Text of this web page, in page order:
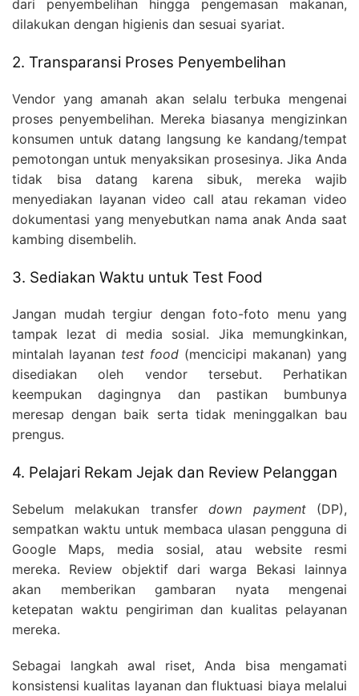
dari penyembelihan hingga pengemasan makanan,
dilakukan dengan higienis dan sesuai syariat.
2. Transparansi Proses Penyembelihan
Vendor yang amanah akan selalu terbuka mengenai
proses penyembelihan. Mereka biasanya mengizinkan
konsumen untuk datang langsung ke kandang/tempat
pemotongan untuk menyaksikan prosesinya. Jika Anda
tidak bisa datang karena sibuk, mereka wajib
menyediakan layanan video call atau rekaman video
dokumentasi yang menyebutkan nama anak Anda saat
kambing disembelih.
3. Sediakan Waktu untuk Test Food
Jangan mudah tergiur dengan foto-foto menu yang
tampak lezat di media sosial. Jika memungkinkan,
mintalah layanan test food (mencicipi makanan) yang
disediakan oleh vendor tersebut. Perhatikan
keempukan dagingnya dan pastikan bumbunya
meresap dengan baik serta tidak meninggalkan bau
prengus.
4. Pelajari Rekam Jejak dan Review Pelanggan
Sebelum melakukan transferdown payment(DP),
sempatkan waktu untuk membaca ulasan pengguna di
Google Maps, media sosial, atau website resmi
mereka. Review objektif dari warga Bekasi lainnya
akan memberikan gambaran nyata mengenai
ketepatan waktu pengiriman dan kualitas pelayanan
mereka.
Sebagai langkah awal riset, Anda bisa mengamati
konsistensi kualitas layanan dan fluktuasi biaya melalui